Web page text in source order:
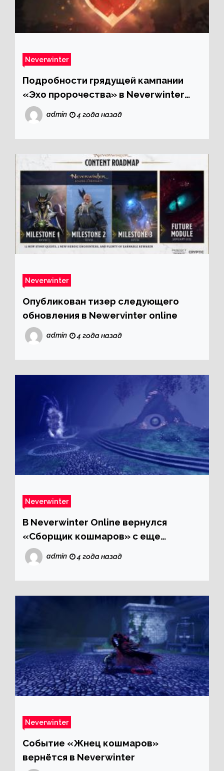
Neverwinter
Подробности грядущей кампании
«Эхо пророчества» в Neverwinter
Online
admin 4 года назад
Neverwinter
Опубликован тизер следующего
обновления в Newervinter online
admin 4 года назад
Neverwinter
В Neverwinter Online вернулся
«Сборщик кошмаров» с еще
большим количеством ценных
наград
admin 4 года назад
Neverwinter
Событие «Жнец кошмаров»
вернётся в Neverwinter